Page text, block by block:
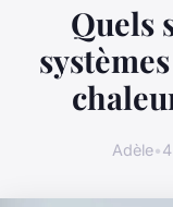
Quels
Adèle•